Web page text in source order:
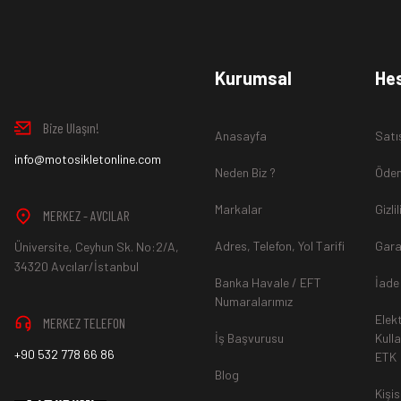
www.MotosikletOnline.com alışveriş sitesinden almış
Aksi durum söz konusu olduğunda
*İade ve Değişim sürecinde ürünlerin "Gönderici Ödemeli”
Ürün mağazamıza ulaştıktan sonra gerekli incelemelerin
hesaba ya da Kredi Kartına "Beş (5) ile On (10) iş günü”
durumlar ilgili bankanız ile yapılan sözleşme yükümlülüğüne
Bize Ulaşın!
info@motosikletonline.com
MERKEZ - AVCILAR
Üniversite, Ceyhun Sk. No:2/A,
34320 Avcılar/İstanbul
MERKEZ TELEFON
+90 532 778 66 86
Kurumsal
Anasayfa
Neden Biz ?
Markalar
Adres, Telefon, Yol Tarifi
Banka Havale / EFT
Numaralarımız
İş Başvurusu
Blog
İade
ETK